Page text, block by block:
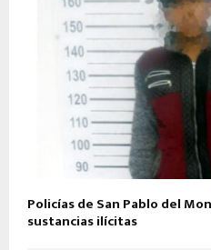
Policías de San Pablo del
sustancias ilícitas